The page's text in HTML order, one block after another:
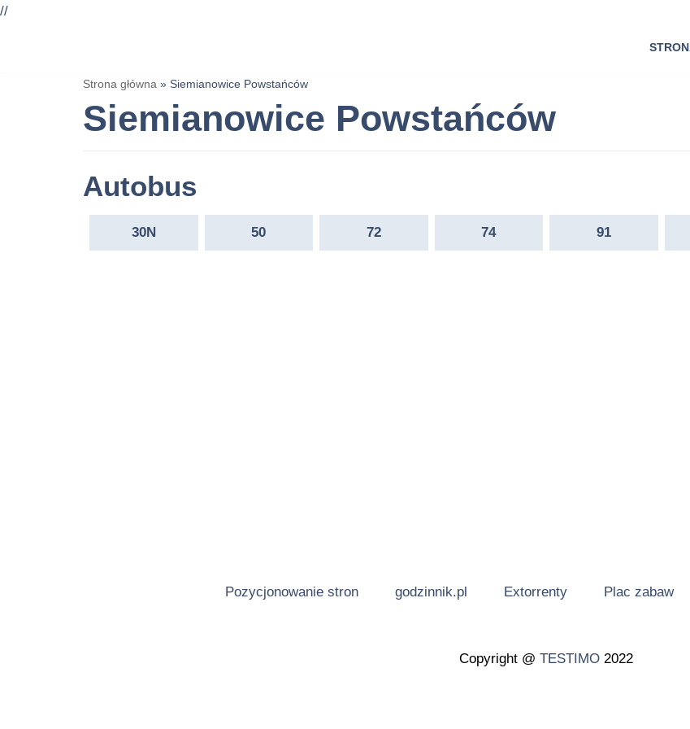
//
Strona główna » Siemianowice Powstańców
Siemianowice Powstańców
Autobus
30N 50 72 74 91
Pozycjonowanie stron godzinnik.pl Extorrenty Plac zabaw
Copyright @ TESTIMO 2022